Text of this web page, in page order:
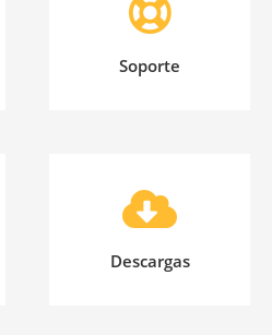
Soporte
Descargas